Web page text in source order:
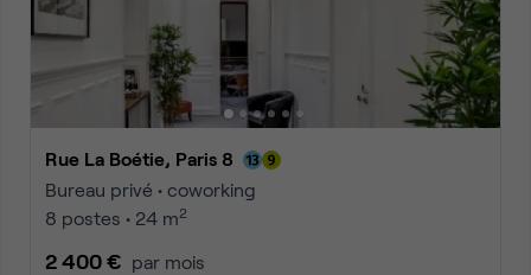
Rue La Boétie, Paris 8
Bureau privé • coworking
8 postes • 24 m2
2 400 € par mois